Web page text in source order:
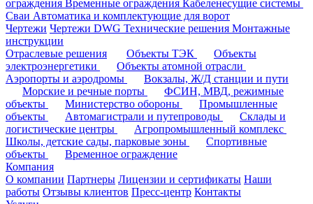
ограждения Временные ограждения Кабеленесущие системы
Cваи Автоматика и комплектующие для ворот
Чертежи Чертежи DWG Технические решения Монтажные
инструкции
Отраслевые решения
Объекты ТЭК
Объекты
электроэнергетики
Объекты атомной отрасли
Аэропорты и аэродромы
Вокзалы, Ж/Д станции и пути
Морские и речные порты
ФСИН, МВД, режимные
объекты
Министерство обороны
Промышленные
объекты
Автомагистрали и путепроводы
Склады и
логистические центры
Агропромышленный комплекс
Школы, детские сады, парковые зоны
Спортивные
объекты
Временное ограждение
Компания
О компании Партнеры Лицензии и сертификаты Наши
работы Отзывы клиентов Пресс-центр Контакты